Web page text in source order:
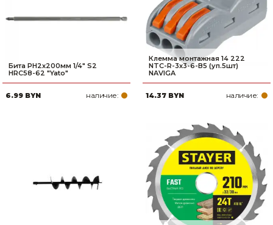
Бита PH2х200мм 1/4" S2
HRC58-62 "Yato"
6.99 BYN наличие:
Клемма монтажная 14 222
NTC-R-3х3-6-B5 (уп.5шт)
NAVIGA
14.37 BYN наличие: